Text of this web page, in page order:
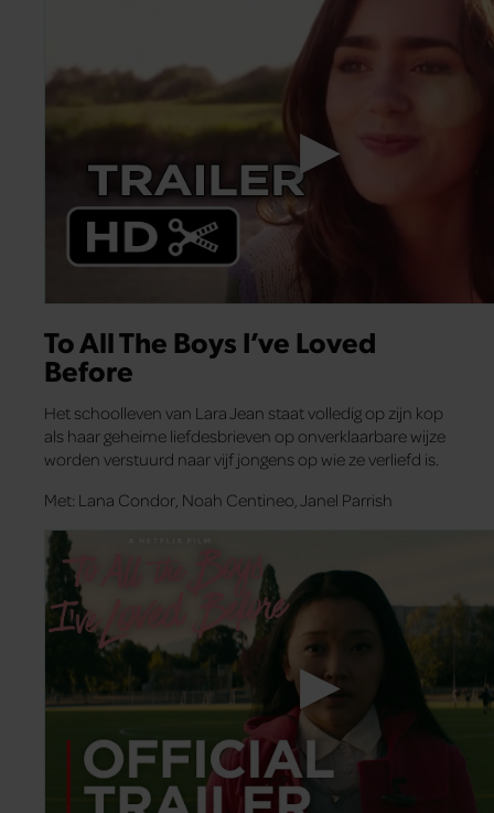
To All The Boys I’ve Loved
Before
Het schoolleven van Lara Jean staat volledig op zijn kop
als haar geheime liefdesbrieven op onverklaarbare wijze
worden verstuurd naar vijf jongens op wie ze verliefd is.
Met: Lana Condor, Noah Centineo, Janel Parrish